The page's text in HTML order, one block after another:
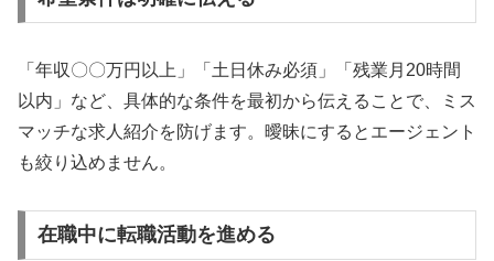
「年収〇〇万円以上」「土日休み必須」「残業月20時間
以内」など、具体的な条件を最初から伝えることで、ミス
マッチな求人紹介を防げます。曖昧にするとエージェント
も絞り込めません。
在職中に転職活動を進める